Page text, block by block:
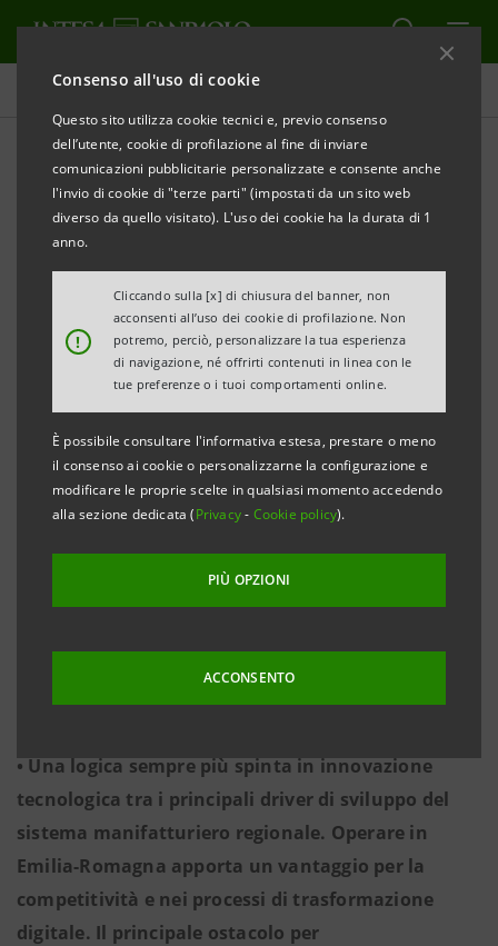
Consenso all'uso di cookie
Questo sito utilizza cookie tecnici e, previo consenso
dell’utente, cookie di profilazione al fine di inviare
comunicazioni pubblicitarie personalizzate e consente anche
l'invio di cookie di "terze parti" (impostati da un sito web
diverso da quello visitato). L'uso dei cookie ha la durata di 1
anno.
!
Cliccando sulla [x] di chiusura del banner, non
acconsenti all’uso dei cookie di profilazione. Non
potremo, perciò, personalizzare la tua esperienza
di navigazione, né offrirti contenuti in linea con le
tue preferenze o i tuoi comportamenti online.
È possibile consultare l'informativa estesa, prestare o meno
il consenso ai cookie o personalizzarne la configurazione e
modificare le proprie scelte in qualsiasi momento accedendo
alla sezione dedicata (Privacy- Cookie policy).
PIÙ OPZIONI
ACCONSENTO
Comunicati stampa
STAMPA AGGIORNA
COMUNICATO STAMPA
TECNOLOGIA E INDUSTRIA 4.0: SFIDE E
ROMAGNA
• Il tema al centro di un momento di confronto e
approfondimento organizzato da Bi-Rex e Intesa
Sanpaolo
• Presentazione dei principali risultati di
un’indagine ad hoc sui temi innovazione e
digitalizzazione delle imprese della meccanica
• Nasce l’Osservatorio Soluzioni e Tecnologie
Industria 4.0 per le imprese: uno strumento
prezioso per il monitoraggio e il supporto alle
• Una logica sempre più spinta in innovazione
tecnologica tra i principali driver di sviluppo del
sistema manifatturiero regionale. Operare in
Emilia-Romagna apporta un vantaggio per la
competitività e nei processi di trasformazione
digitale. Il principale ostacolo per